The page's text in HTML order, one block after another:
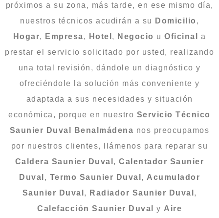
próximos a su zona, más tarde, en ese mismo día,
nuestros técnicos acudirán a su
Domicilio ,
Hogar, Empresa, Hotel , Negocio uOficinal
a
prestar el servicio solicitado por usted, realizando
una total revisión, dándole un diagnóstico y
ofreciéndole la solución más conveniente y
adaptada a sus necesidades y situación
económica, porque en nuestro Servicio Técnico
Saunier Duval Benalmádena nos preocupamos
por nuestros clientes, llámenos para reparar su
Caldera Saunier Duval ,Calentador Saunier
Duval , Termo Saunier Duval , Acumulador
Saunier Duval , Radiador Saunier Duval ,
Calefacción Saunier Duval y Aire